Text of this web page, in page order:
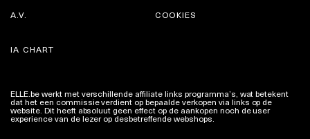
A.V.
IA CHART
COOKIES
ELLE.be werkt met verschillende affiliate links programma’s, wat betekent
dat het een commissie verdient op bepaalde verkopen via links op de
website. Dit heeft absoluut geen effect op de aankopen noch de user
experience van de lezer op desbetreffende webshops.